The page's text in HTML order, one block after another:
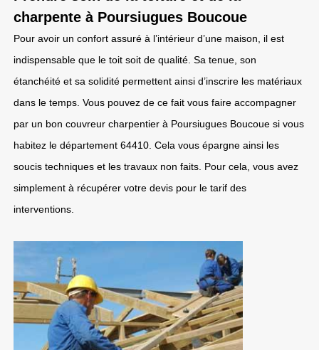
charpente à Poursiugues Boucoue
Pour avoir un confort assuré à l’intérieur d’une maison, il est
indispensable que le toit soit de qualité. Sa tenue, son
étanchéité et sa solidité permettent ainsi d’inscrire les matériaux
dans le temps. Vous pouvez de ce fait vous faire accompagner
par un bon couvreur charpentier à Poursiugues Boucoue si vous
habitez le département 64410. Cela vous épargne ainsi les
soucis techniques et les travaux non faits. Pour cela, vous avez
simplement à récupérer votre devis pour le tarif des
interventions.